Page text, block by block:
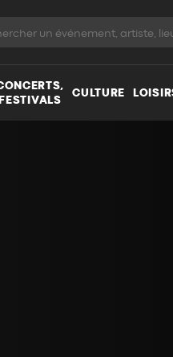
FESTIVALS
CULTURE